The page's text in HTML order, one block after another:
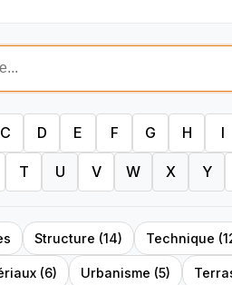
C D E F G H I
T U V W X Y
Structure (14) Technique
(6) Urbanisme (5)